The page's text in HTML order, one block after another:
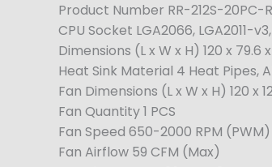
Product Number RR-212S-20PC-
CPU Socket LGA2066, LGA2011-v3,
Dimensions (L x W x H) 120 x 79.6
Heat Sink Material 4 Heat Pipes,
Fan Dimensions (L x W x H) 120 x
Fan Quantity 1 PCS
Fan Speed 650-2000 RPM (PWM)
Fan Airflow 59 CFM (Max)